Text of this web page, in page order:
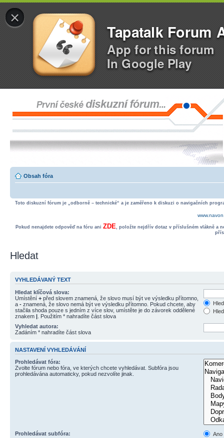
×
Tapatalk Forum
App for this forum
In Google Play
Obsah fóra
Toto diskuzní fórum je „odborně – technické“ a je zaměřeno k diskuzi o navigačních
Pokud nenajdete odpověď na fóru ani ZDE, položte nejdřív dotaz v příslušném vlákně a
Hledat
VYHLEDÁVANÝ TEXT
Hledat klíčová slova:
Umístění + před slovem znamená, že slovo musí být ve výsledku přítomno,
a - znamená, že slovo nemá být ve výsledku přítomno. Pokud chcete, aby
stačila shoda pouze s jedním z více slov, umístěte je do závorek oddělené
znakem | . Použitím * nahradíte část slova
Vyhledat autora:
Zadáním * nahradíte část slova
NASTAVENÍ VYHLEDÁVÁNÍ
Prohledávat fóra:
Zvolte fórum nebo fóra, ve kterých chcete vyhledávat. Subfóra jsou
prohledávána automaticky, pokud nezvolíte jinak.
Prohledávat subfóra:
Ano